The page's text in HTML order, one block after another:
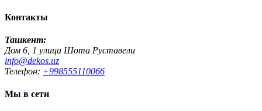
Контакты
Ташкент:
Дом 6, 1 улица Шота Руставели
info@dekos.uz
Телефон: +998555110066
Мы в сети